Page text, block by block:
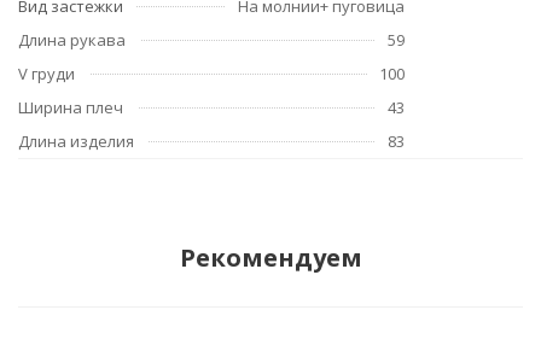
Вид застежки
На молнии+ пуговица
Длина рукава
59
V груди
100
Ширина плеч
43
Длина изделия
83
Рекомендуем